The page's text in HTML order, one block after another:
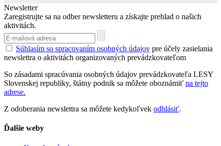
Newsletter
Zaregistrujte sa na odber newsletteru a získajte prehlad o našich
aktivitách.
Súhlasím so spracovaním osobných údajov pre účely zasielania
newslettra o aktivitách organizovaných prevádzkovateľom
So zásadami spracúvania osobných údajov prevádzkovateľa LESY
Slovenskej republiky, štátny podnik sa môžete oboznámiť na tejto
adrese.
Z odoberania newslettra sa môžete kedykoľvek odhlásiť.
Ďalšie weby